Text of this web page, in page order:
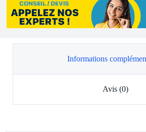
Informations
Avis (0)